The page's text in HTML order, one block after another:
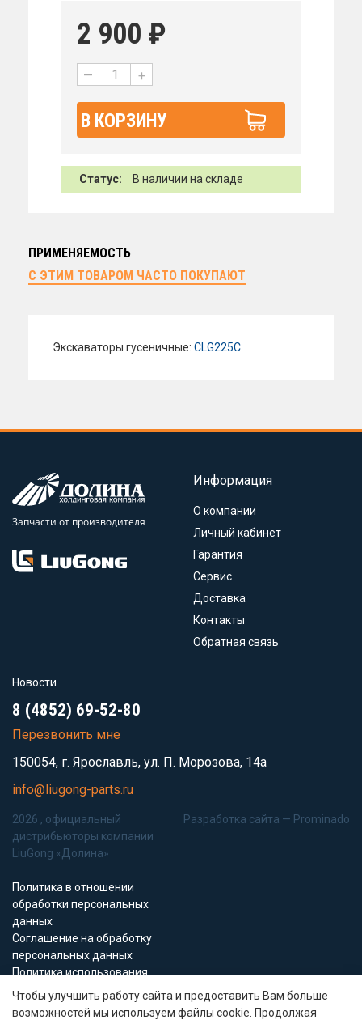
2 900 ₽
— +
В КОРЗИНУ
Статус: В наличии на складе
ПРИМЕНЯЕМОСТЬ
С ЭТИМ ТОВАРОМ ЧАСТО ПОКУПАЮТ
Экскаваторы гусеничные: CLG225C
Запчасти от производителя
Информация
О компании
Личный кабинет
Гарантия
Сервис
Доставка
Контакты
Обратная связь
Новости
8 (4852) 69-52-80
Перезвонить мне
150054, г. Ярославль, ул. П. Морозова, 14а
info@liugong-parts.ru
2026 , официальный
дистрибьюторы компании
LiuGong «Долина»
Политика в отношении
обработки персональных
данных
Соглашение на обработку
персональных данных
Политика использования
Cookie-файлов
Разработка сайта — Prominado
Все материалы данного сайта являются объектами авторского права (в
Чтобы улучшить работу сайта и предоставить Вам больше
возможностей мы используем файлы cookie. Продолжая